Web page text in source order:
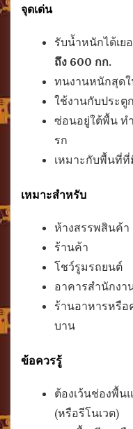
จุดเด่น
รับน้ำหนักได้เย
ถึง 600 กก.
ทนงานหนักสุด
ใช้งานกับประตู
ซ่อนอยู่ใต้พื้น ท
รก
เหมาะกับพื้นที่
เหมาะสำหรับ
ห้างสรรพสินค้า
ร้านค้า
โชว์รูมรถยนต์
อาคารสำนักง
ร้านอาหารหรือ
บาน
ข้อควรรู้
ต้องเว้นช่องพื้น
(หรือรีโนเวต)